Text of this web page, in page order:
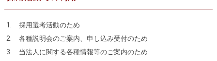
採用選考活動のため
各種説明会のご案内、申し込み受付のため
当法人に関する各種情報等のご案内のため